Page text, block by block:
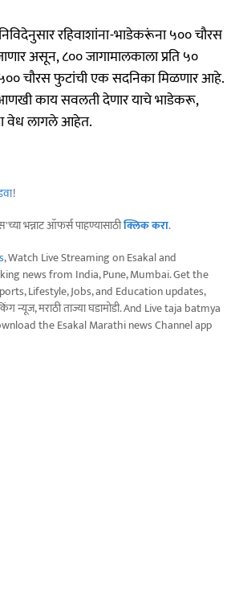
रहिवाशांना-भाडेकरूंना ५०० चौरस
असून, ८०० जागामालकाला प्रति ५०
चौरस फुटांची एक सदनिका मिळणार आहे.
काय सवलती देणार याचे भाडेकरू,
वेध लागले आहेत.
!
भन्नाट ऑफर्स पाहण्यासाठीक्लिक करा.
, Watch Live Streaming on Esakal and
news from India, Pune, Mumbai. Get the
Lifestyle, Jobs, and Education updates,
न्यूज, मराठी ताज्या घडामोडी. And Live taja batmya
the Esakal Marathi news Channel app